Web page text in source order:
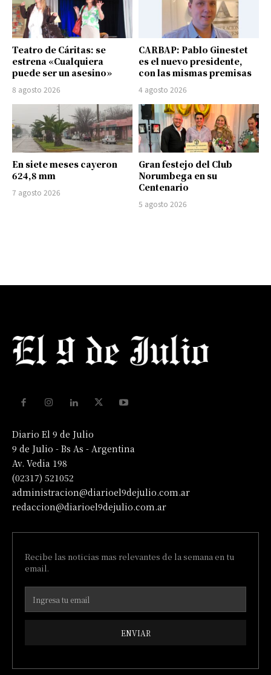
Teatro de Cáritas: se
estrena «Cualquiera
puede ser un asesino»
8 agosto 2026
CARBAP: Pablo Ginestet
es el nuevo presidente,
con las mismas premisas
4 agosto 2026
En siete meses cayeron
624,8 mm
7 agosto 2026
Gran festejo del Club
Norumbega en su
Centenario
5 agosto 2026
Diario El 9 de Julio
9 de Julio - Bs As - Argentina
Av. Vedia 198
(02317) 521052
administracion@diarioel9dejulio.com.ar
redaccion@diarioel9dejulio.com.ar
Recibe las noticias mas relevantes de la semana en tu
email.
ENVIAR